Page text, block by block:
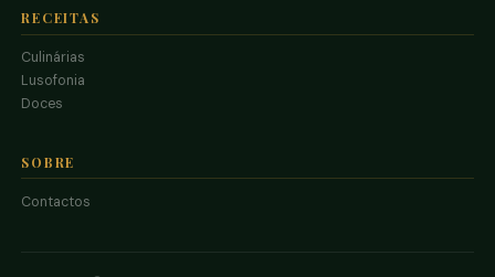
RECEITAS
Culinárias
Lusofonia
Doces
SOBRE
Contactos